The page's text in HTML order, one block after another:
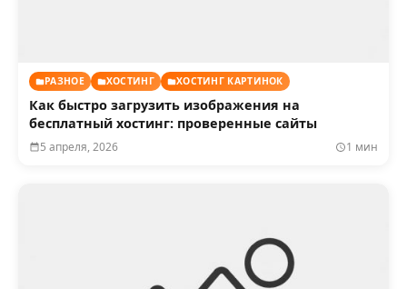
РАЗНОЕ ХОСТИНГ ХОСТИНГ КАРТИНОК
Как быстро загрузить изображения на
бесплатный хостинг: проверенные сайты
5 апреля, 2026 1 мин